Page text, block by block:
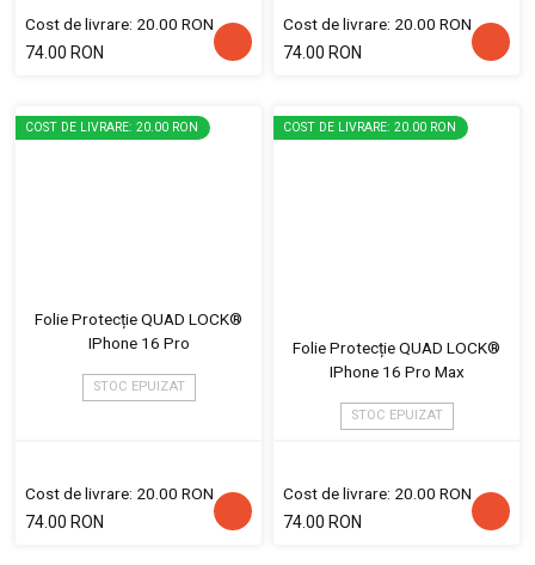
Cost de livrare: 20.00 RON
74.00 RON
Cost de livrare: 20.00 RON
74.00 RON
COST DE LIVRARE: 20.00 RON
Folie Protecție QUAD LOCK®
IPhone 16 Pro
STOC EPUIZAT
Cost de livrare: 20.00 RON
74.00 RON
COST DE LIVRARE: 20.00 RON
Folie Protecție QUAD LOCK®
IPhone 16 Pro Max
STOC EPUIZAT
Cost de livrare: 20.00 RON
74.00 RON